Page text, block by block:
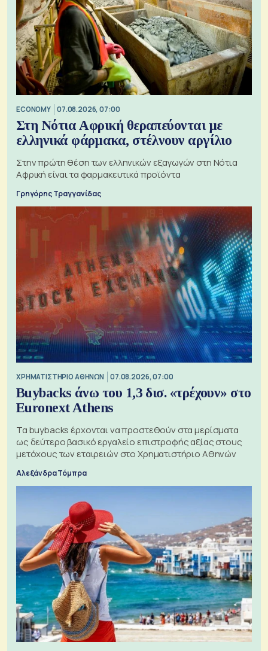
ECONOMY 07.08.2026, 07:00
Στη Νότια Αφρική θεραπεύονται με
ελληνικά φάρμακα, στέλνουν αργίλιο
Στην πρώτη θέση των ελληνικών εξαγωγών στη Νότια
Αφρική είναι τα φαρμακευτικά προϊόντα
Γρηγόρης Τραγγανίδας
XΡΗΜΑΤΙΣΤΗΡΙΟ ΑΘΗΝΩΝ 07.08.2026, 07:00
Buybacks άνω του 1,3 δισ. «τρέχουν» στο
Euronext Athens
Τα buybacks έρχονται να προστεθούν στα μερίσματα
ως δεύτερο βασικό εργαλείο επιστροφής αξίας στους
μετόχους των εταιρειών στο Χρηματιστήριο Αθηνών
Αλεξάνδρα Τόμπρα